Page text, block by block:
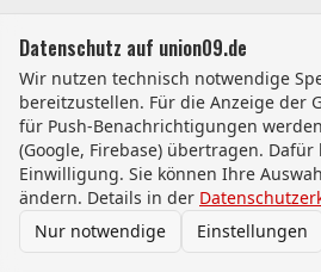
Datenschutz auf union09.de
Wir nutzen technisch notwendige
bereitzustellen. Für die Anzeige der
für Push-Benachrichtigungen
(Google, Firebase) übertragen.
Einwilligung. Sie können Ihre
ändern. Details in der
Nur notwendige
Einstellungen